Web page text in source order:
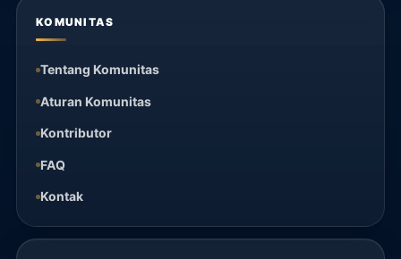
KOMUNITAS
Tentang Komunitas
Aturan Komunitas
Kontributor
FAQ
Kontak